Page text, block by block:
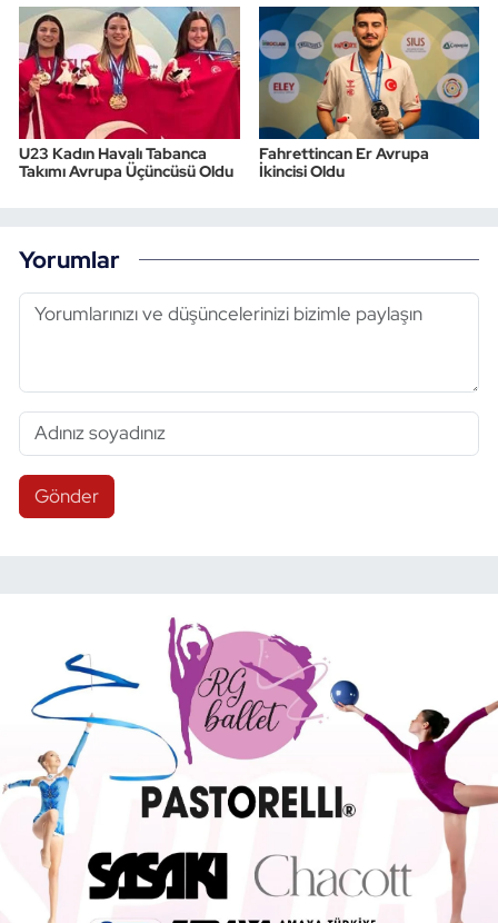
U23 Kadın Havalı Tabanca
Takımı Avrupa Üçüncüsü Oldu
Fahrettincan Er Avrupa
İkincisi Oldu
Yorumlar
Gönder